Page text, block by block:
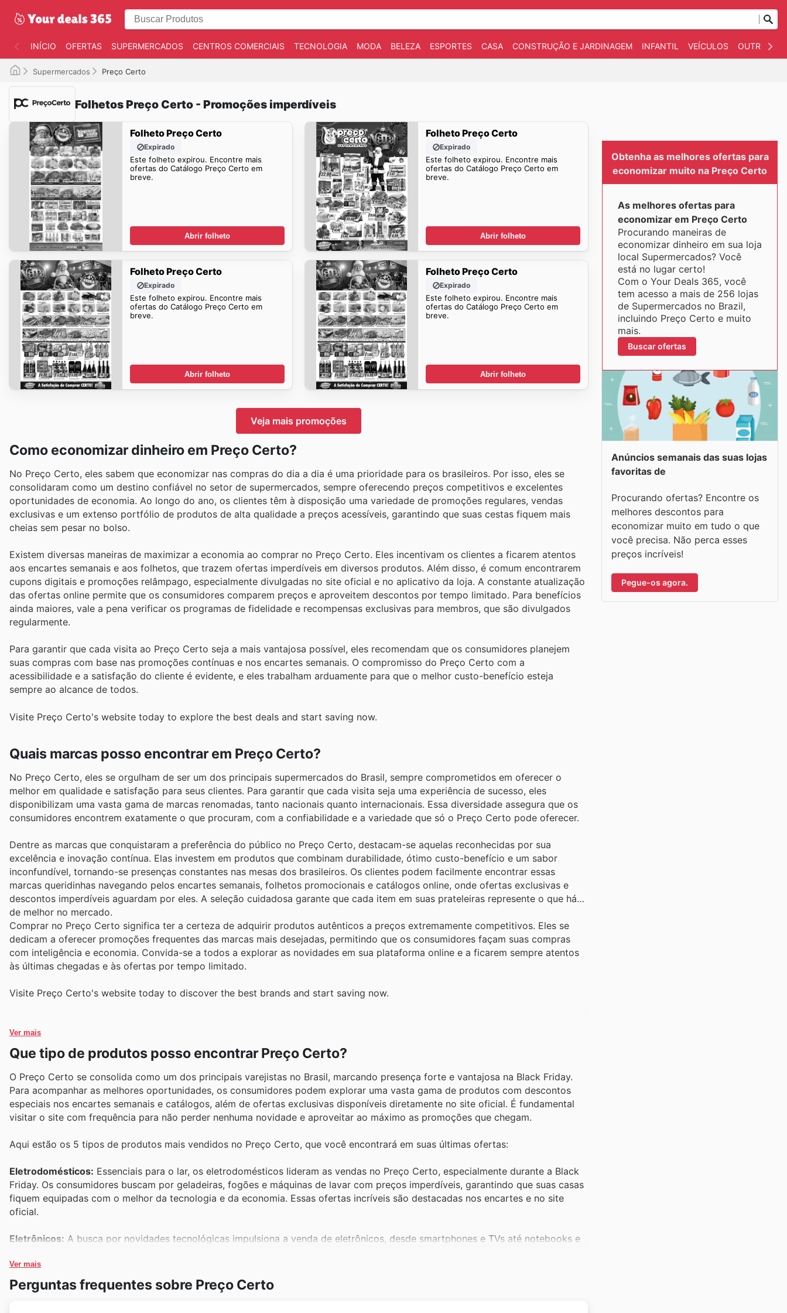
INÍCIO OFERTAS SUPERMERCADOS CENTROS COMERCIAIS TECNOLOGIA MODA BELEZA ESPORTES CASA CONSTRUÇÃO E JARDINAGEM INFANTIL VEÍCULOS OUTROS
Supermercados Preço Certo
Folhetos Preço Certo - Promoções imperdíveis
Folheto Preço Certo
Expirado
Este folheto expirou. Encontre mais
ofertas do Catálogo Preço Certo em
breve.
Abrir folheto
Folheto Preço Certo
Expirado
Este folheto expirou. Encontre mais
ofertas do Catálogo Preço Certo em
breve.
Abrir folheto
Folheto Preço Certo
Expirado
Este folheto expirou. Encontre mais
ofertas do Catálogo Preço Certo em
breve.
Abrir folheto
Folheto Preço Certo
Expirado
Este folheto expirou. Encontre mais
ofertas do Catálogo Preço Certo em
breve.
Abrir folheto
Veja mais promoções
Como economizar dinheiro em Preço Certo?
No Preço Certo, eles sabem que economizar nas compras do dia a dia é uma prioridade para os brasileiros. Por isso, eles se
consolidaram como um destino confiável no setor de supermercados, sempre oferecendo preços competitivos e excelentes
oportunidades de economia. Ao longo do ano, os clientes têm à disposição uma variedade de promoções regulares, vendas
exclusivas e um extenso portfólio de produtos de alta qualidade a preços acessíveis, garantindo que suas cestas fiquem mais
cheias sem pesar no bolso.
Existem diversas maneiras de maximizar a economia ao comprar no Preço Certo. Eles incentivam os clientes a ficarem atentos
aos encartes semanais e aos folhetos, que trazem ofertas imperdíveis em diversos produtos. Além disso, é comum encontrarem
cupons digitais e promoções relâmpago, especialmente divulgadas no site oficial e no aplicativo da loja. A constante atualização
das ofertas online permite que os consumidores comparem preços e aproveitem descontos por tempo limitado. Para benefícios
ainda maiores, vale a pena verificar os programas de fidelidade e recompensas exclusivas para membros, que são divulgados
regularmente.
Para garantir que cada visita ao Preço Certo seja a mais vantajosa possível, eles recomendam que os consumidores planejem
suas compras com base nas promoções contínuas e nos encartes semanais. O compromisso do Preço Certo com a
acessibilidade e a satisfação do cliente é evidente, e eles trabalham arduamente para que o melhor custo-benefício esteja
sempre ao alcance de todos.
Visite Preço Certo's website today to explore the best deals and start saving now.
Quais marcas posso encontrar em Preço Certo?
No Preço Certo, eles se orgulham de ser um dos principais supermercados do Brasil, sempre comprometidos em oferecer o
melhor em qualidade e satisfação para seus clientes. Para garantir que cada visita seja uma experiência de sucesso, eles
disponibilizam uma vasta gama de marcas renomadas, tanto nacionais quanto internacionais. Essa diversidade assegura que os
consumidores encontrem exatamente o que procuram, com a confiabilidade e a variedade que só o Preço Certo pode oferecer.
Dentre as marcas que conquistaram a preferência do público no Preço Certo, destacam-se aquelas reconhecidas por sua
excelência e inovação contínua. Elas investem em produtos que combinam durabilidade, ótimo custo-benefício e um sabor
inconfundível, tornando-se presenças constantes nas mesas dos brasileiros. Os clientes podem facilmente encontrar essas
marcas queridinhas navegando pelos encartes semanais, folhetos promocionais e catálogos online, onde ofertas exclusivas e
descontos imperdíveis aguardam por eles. A seleção cuidadosa garante que cada item em suas prateleiras represente o que há
de melhor no mercado.
Comprar no Preço Certo significa ter a certeza de adquirir produtos autênticos a preços extremamente competitivos. Eles se
dedicam a oferecer promoções frequentes das marcas mais desejadas, permitindo que os consumidores façam suas compras
com inteligência e economia. Convida-se a todos a explorar as novidades em sua plataforma online e a ficarem sempre atentos
às últimas chegadas e às ofertas por tempo limitado.
Visite Preço Certo's website today to discover the best brands and start saving now.
Ver mais
Que tipo de produtos posso encontrar Preço Certo?
O Preço Certo se consolida como um dos principais varejistas no Brasil, marcando presença forte e vantajosa na Black Friday.
Para acompanhar as melhores oportunidades, os consumidores podem explorar uma vasta gama de produtos com descontos
especiais nos encartes semanais e catálogos, além de ofertas exclusivas disponíveis diretamente no site oficial. É fundamental
visitar o site com frequência para não perder nenhuma novidade e aproveitar ao máximo as promoções que chegam.
Aqui estão os 5 tipos de produtos mais vendidos no Preço Certo, que você encontrará em suas últimas ofertas:
Eletrodomésticos: Essenciais para o lar, os eletrodomésticos lideram as vendas no Preço Certo, especialmente durante a Black
Friday. Os consumidores buscam por geladeiras, fogões e máquinas de lavar com preços imperdíveis, garantindo que suas casas
fiquem equipadas com o melhor da tecnologia e da economia. Essas ofertas incríveis são destacadas nos encartes e no site
oficial.
Eletrônicos: A busca por novidades tecnológicas impulsiona a venda de eletrônicos, desde smartphones e TVs até notebooks e
demanda ainda mais acessíveis. Fique de olho nos deals do site para garantir seu próximo gadget.
Móveis:Renovar a casa com móveis novos e de qualidade é um desejo comum, e a Black Friday no Preço Certo é o momento
Ver mais
Perguntas frequentes sobre Preço Certo
Obtenha as melhores ofertas para
economizar muito na Preço Certo
As melhores ofertas para
economizar em Preço Certo
Procurando maneiras de
economizar dinheiro em sua loja
local Supermercados? Você
está no lugar certo!
Com o Your Deals 365, você
tem acesso a mais de 256 lojas
de Supermercados no Brazil,
incluindo Preço Certo e muito
mais.
Buscar ofertas
Anúncios semanais das suas lojas
favoritas de
Procurando ofertas? Encontre os
melhores descontos para
economizar muito em tudo o que
você precisa. Não perca esses
preços incríveis!
Pegue-os agora.